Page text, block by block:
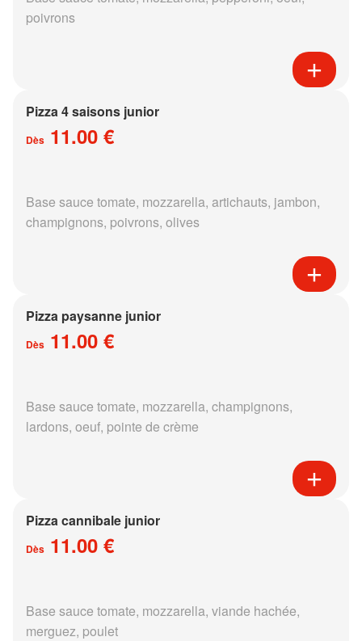
poivrons
Pizza 4 saisons junior
Dès 11.00 €
Base sauce tomate, mozzarella, artichauts, jambon,
champignons, poivrons, olives
Pizza paysanne junior
Dès 11.00 €
Base sauce tomate, mozzarella, champignons,
lardons, oeuf, pointe de crème
Pizza cannibale junior
Dès 11.00 €
Base sauce tomate, mozzarella, viande hachée,
merguez, poulet